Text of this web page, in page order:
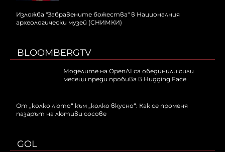
Изложба "Забравените божества" в Националния
археологически музей (СНИМКИ)
BLOOMBERGTV
Моделите на OpenAI са обединили сили
месеци преди пробива в Hugging Face
От „колко люто“ към „колко вкусно“: Как се променя
пазарът на лютиви сосове
GOL